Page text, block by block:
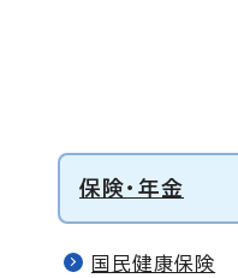
保険・年金
国民健康保険